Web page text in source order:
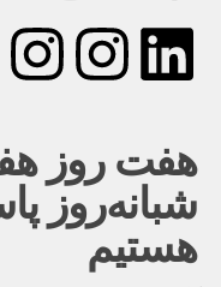
شبانه‌روز
هستیم